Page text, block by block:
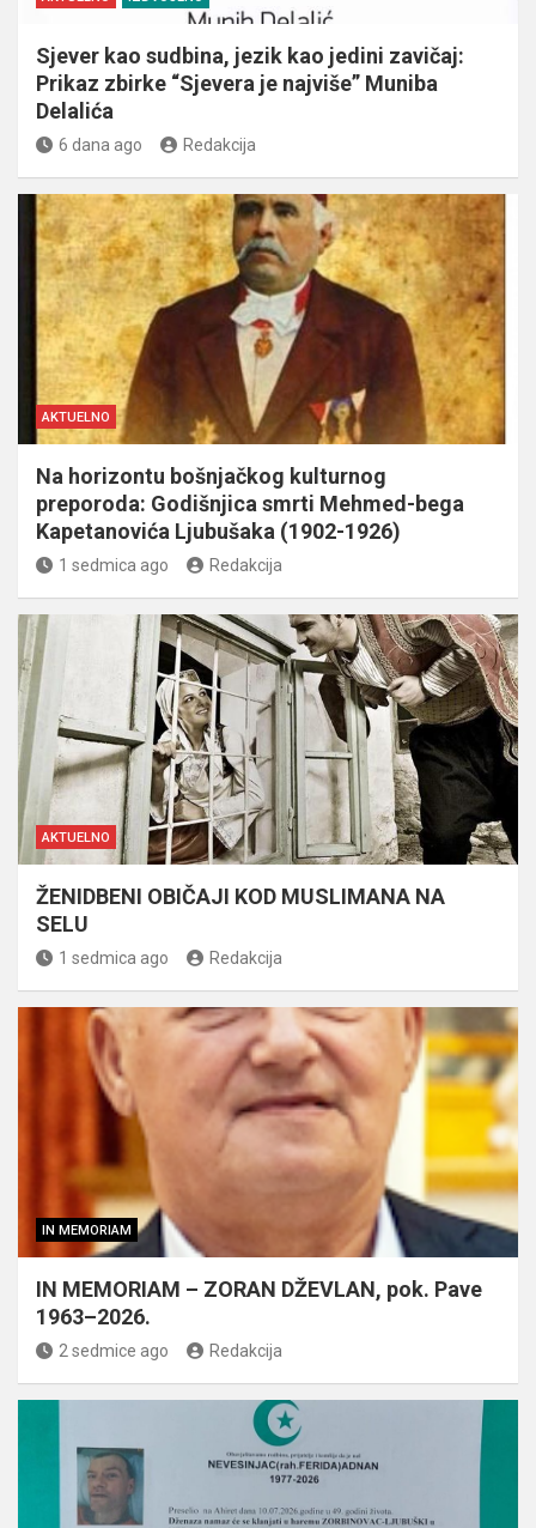
Sjever kao sudbina, jezik kao jedini zavičaj:
Prikaz zbirke “Sjevera je najviše” Muniba
Delalića
6 dana ago Redakcija
AKTUELNO
Na horizontu bošnjačkog kulturnog
preporoda: Godišnjica smrti Mehmed-bega
Kapetanovića Ljubušaka (1902-1926)
1 sedmica ago Redakcija
AKTUELNO
ŽENIDBENI OBIČAJI KOD MUSLIMANA NA
SELU
1 sedmica ago Redakcija
IN MEMORIAM
IN MEMORIAM – ZORAN DŽEVLAN, pok. Pave
1963–2026.
2 sedmice ago Redakcija